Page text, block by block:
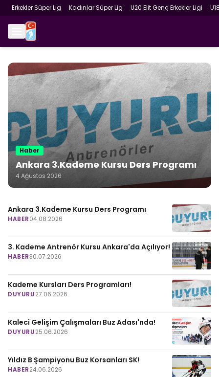
Erkekler Süper Lig Kadınlar Süper Lig U20 Elit Genç Erkekler Ligi
Haber
Ankara 3.Kademe Kursu Ders Programı
4 Ağustos 2026
Ankara 3.Kademe Kursu Ders Programı
HABER04.08.2026
3. Kademe Antrenör Kursu Ankara'da Açılıyor!
HABER30.07.2026
Kademe Kursları Ders Programları!
DUYURU27.06.2026
Kaleci Gelişim Çalışmaları Buz Adası'nda!
DUYURU25.06.2026
Yıldız B Şampiyonu Buz Korsanları SK!
HABER24.06.2026